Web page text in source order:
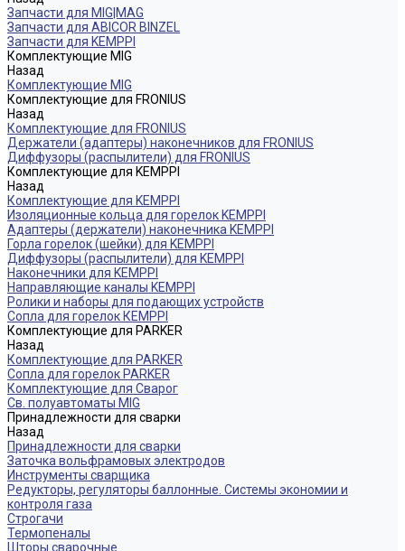
Запчасти для MIG|MAG
Запчасти для ABICOR BINZEL
Запчасти для KEMPPI
Комплектующие MIG
Назад
Комплектующие MIG
Комплектующие для FRONIUS
Назад
Комплектующие для FRONIUS
Держатели (адаптеры) наконечников для FRONIUS
Диффузоры (распылители) для FRONIUS
Комплектующие для KEMPPI
Назад
Комплектующие для KEMPPI
Изоляционные кольца для горелок KEMPPI
Адаптеры (держатели) наконечника KEMPPI
Горла горелок (шейки) для KEMPPI
Диффузоры (распылители) для KEMPPI
Наконечники для KEMPPI
Направляющие каналы KEMPPI
Ролики и наборы для подающих устройств
Сопла для горелок КЕМPPI
Комплектующие для PARKER
Назад
Комплектующие для PARKER
Сопла для горелок PARKER
Комплектующие для Сварог
Св. полуавтоматы MIG
Принадлежности для сварки
Назад
Принадлежности для сварки
Заточка вольфрамовых электродов
Инструменты сварщика
Редукторы, регуляторы баллонные. Системы экономии и
контроля газа
Строгачи
Термопеналы
Шторы сварочные